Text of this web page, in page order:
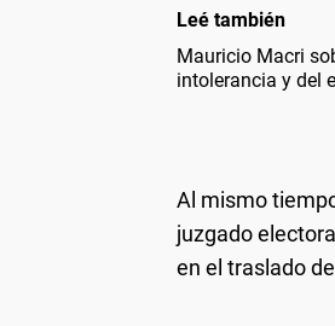
Leé también
Mauricio Macri
intolerancia y del
Al mismo
juzgado
en el traslado